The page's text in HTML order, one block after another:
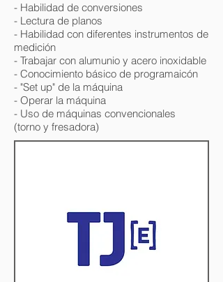
- Habilidad de conversiones
- Lectura de planos
- Habilidad con diferentes instrumentos de
medición
- Trabajar con alumunio y acero inoxidable
- Conocimiento básico de programaicón
- "Set up" de la máquina
- Operar la máquina
- Uso de máquinas convencionales
(torno y fresadora)